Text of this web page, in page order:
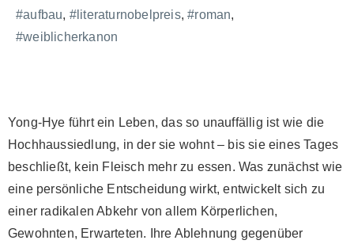
#aufbau, #literaturnobelpreis,#roman,
#weiblicherkanon
Yong-Hye führt ein Leben, das so unauffällig ist wie die
Hochhaussiedlung, in der sie wohnt – bis sie eines Tages
beschließt, kein Fleisch mehr zu essen. Was zunächst wie
eine persönliche Entscheidung wirkt, entwickelt sich zu
einer radikalen Abkehr von allem Körperlichen,
Gewohnten, Erwarteten. Ihre Ablehnung gegenüber